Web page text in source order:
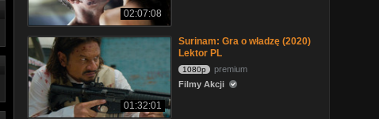
02:07:08
01:32:01
Surinam: Gra o władzę (2020)
Lektor PL
1080p
premium
Filmy Akcji